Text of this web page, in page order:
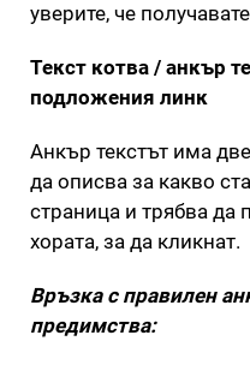
уверите, че
Текст котва / анкър
подложения линк
Анкър текстът има
да описва за какво
страница и трябва да
хората, за да кликнат.
Връзка с правилен
предимства: